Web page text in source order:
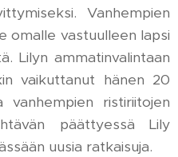
Vanhempien
omalle vastuulleen lapsi
Lilyn ammatinvalintaan
vaikuttanut hänen 20
ristiriitojen
päättyessä Lily
uusia ratkaisuja.